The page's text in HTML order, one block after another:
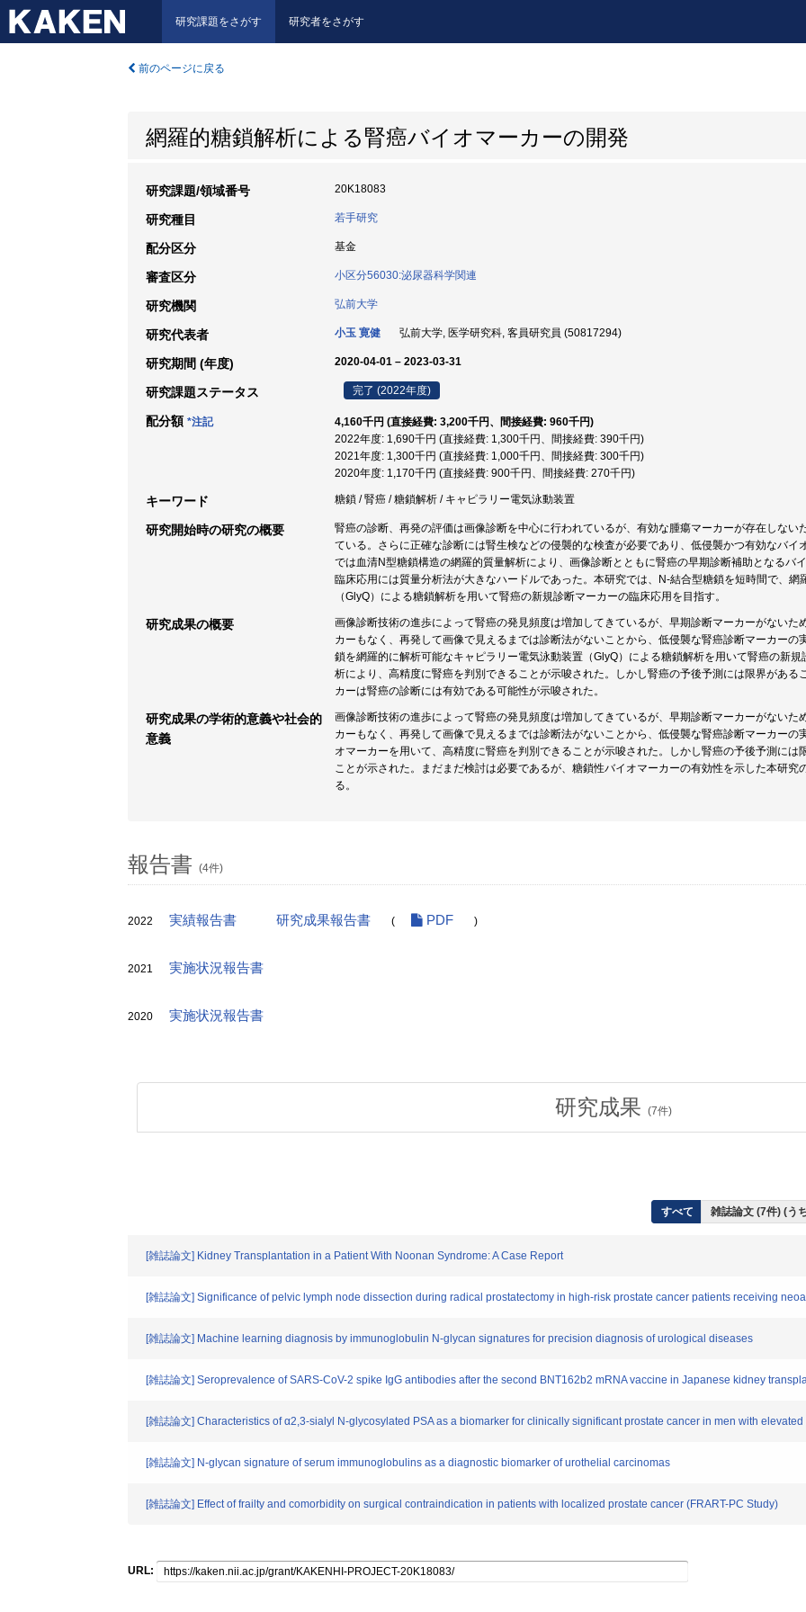
研究課題をさがす 研究者をさがす
前のページに戻る
網羅的糖鎖解析による腎癌バイオマーカーの開発
研究課題/領域番号 20K18083
研究種目 若手研究
配分区分 基金
審査区分 小区分56030:泌尿器科学関連
研究機関 弘前大学
研究代表者 小玉 寛健 弘前大学, 医学研究科, 客員研究員 (50817294)
研究期間 (年度) 2020-04-01 – 2023-03-31
研究課題ステータス 完了 (2022年度)
配分額 *注記
4,160千円 (直接経費: 3,200千円、間接経費: 960千円)
2022年度: 1,690千円 (直接経費: 1,300千円、間接経費: 390千円)
2021年度: 1,300千円 (直接経費: 1,000千円、間接経費: 300千円)
2020年度: 1,170千円 (直接経費: 900千円、間接経費: 270千円)
キーワード 糖鎖 / 腎癌 / 糖鎖解析 / キャピラリー電気泳動装置
研究開始時の研究の概要
腎癌の診断、再発の評価は画像診断を中心に行われているが、有効な腫瘍マーカーが存在しな
ている。さらに正確な診断には腎生検などの侵襲的な検査が必要であり、低侵襲かつ有効なバ
では血清N型糖鎖構造の網羅的質量解析により、画像診断とともに腎癌の早期診断補助となるバ
臨床応用には質量分析法が大きなハードルであった。本研究では、N-結合型糖鎖を短時間で、
（GlyQ）による糖鎖解析を用いて腎癌の新規診断マーカーの臨床応用を目指す。
研究成果の概要
画像診断技術の進歩によって腎癌の発見頻度は増加してきているが、早期診断マーカーがない
カーもなく、再発して画像で見えるまでは診断法がないことから、低侵襲な腎癌診断マーカー
鎖を網羅的に解析可能なキャピラリー電気泳動装置（GlyQ）による糖鎖解析を用いて腎癌の新
析により、高精度に腎癌を判別できることが示唆された。しかし腎癌の予後予測には限界があ
カーは腎癌の診断には有効である可能性が示唆された。
研究成果の学術的意義や社会的
意義
画像診断技術の進歩によって腎癌の発見頻度は増加してきているが、早期診断マーカーがない
カーもなく、再発して画像で見えるまでは診断法がないことから、低侵襲な腎癌診断マーカーの
オマーカーを用いて、高精度に腎癌を判別できることが示唆された。しかし腎癌の予後予測に
ことが示された。まだまだ検討は必要であるが、糖鎖性バイオマーカーの有効性を示した本研
る。
報告書 (4件)
2022 実績報告書 研究成果報告書 ( PDF )
2021 実施状況報告書
2020 実施状況報告書
研究成果 (7件)
すべて 雑誌論文 (7件) (う
[雑誌論文] Kidney Transplantation in a Patient With Noonan Syndrome: A Case Report
[雑誌論文] Significance of pelvic lymph node dissection during radical prostatectomy in high-risk prostate cancer patients receiving
[雑誌論文] Machine learning diagnosis by immunoglobulin N-glycan signatures for precision diagnosis of urological diseases
[雑誌論文] Seroprevalence of SARS-CoV-2 spike IgG antibodies after the second BNT162b2 mRNA vaccine in Japanese kidney
[雑誌論文] Characteristics of α2,3‐sialyl N‐glycosylated PSA as a biomarker for clinically significant prostate cancer in men with elevated
[雑誌論文] N‐glycan signature of serum immunoglobulins as a diagnostic biomarker of urothelial carcinomas
[雑誌論文] Effect of frailty and comorbidity on surgical contraindication in patients with localized prostate cancer (FRART-PC Study)
URL: